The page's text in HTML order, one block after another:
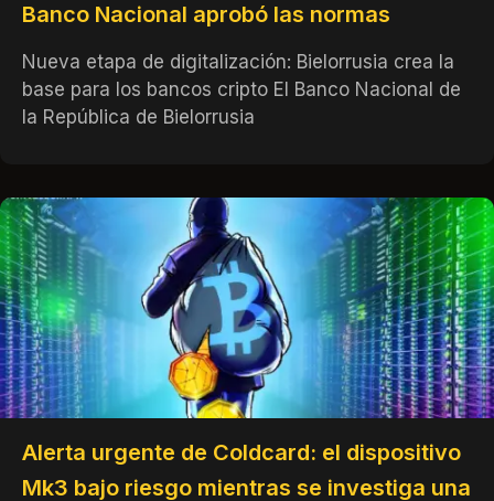
Banco Nacional aprobó las normas
Nueva etapa de digitalización: Bielorrusia crea la
base para los bancos cripto El Banco Nacional de
la República de Bielorrusia
Alerta urgente de Coldcard: el dispositivo
Mk3 bajo riesgo mientras se investiga una